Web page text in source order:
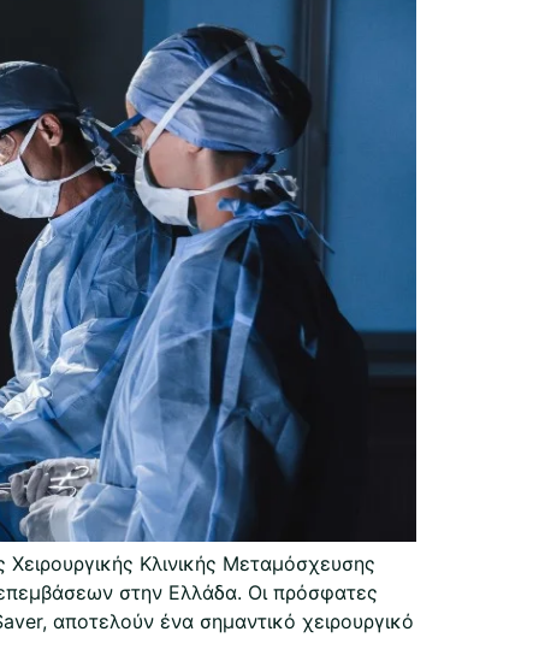
Κλινικής Μεταμόσχευσης
στην Ελλάδα. Οι πρόσφατες
αποτελούν ένα σημαντικό χειρουργικό